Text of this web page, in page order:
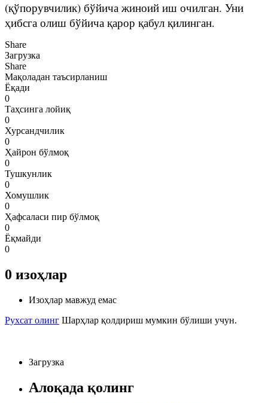
(қўпорувчилик) бўйича жиноий иш очилган. Уни
ҳибсга олиш бўйича қарор қабул қилинган.
Share
Загрузка
Share
Мақоладан таъсирланиш
Ёқади
0
Таҳсинга лойиқ
0
Хурсандчилик
0
Ҳайрон бўлмоқ
0
Тушкунлик
0
Хомушлик
0
Ҳафсаласи пир бўлмоқ
0
Ёқмайди
0
0 изоҳлар
Изоҳлар мавжуд емас
Рухсат олинг Шарҳлар қолдириш мумкин бўлиши учун.
Загрузка
Алоқада қолинг